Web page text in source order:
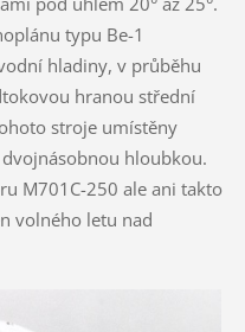
typu Be-1
hladiny, v průběhu
hranou střední
stroje umístěny
hloubkou.
M701C-250 ale ani takto
volného letu nad